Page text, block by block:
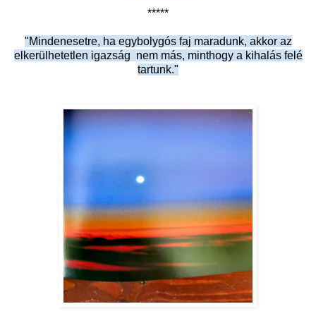
*****
"Mindenesetre, ha egybolygós faj maradunk, akkor az
elkerülhetetlen igazság nem más, minthogy a kihalás felé
tartunk."